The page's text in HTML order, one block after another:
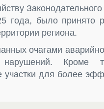
года, было принято
региона.
очагами
нарушений. Кроме
для более